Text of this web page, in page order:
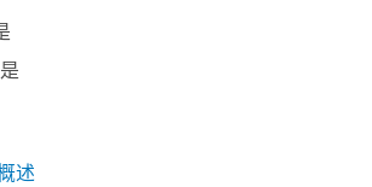
述